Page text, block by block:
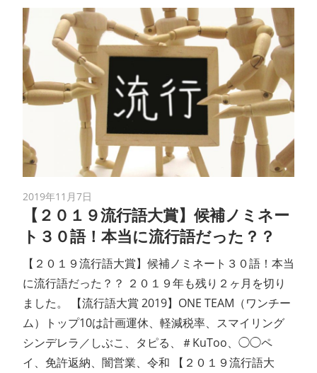
2019年11月7日
【２０１９流行語大賞】候補ノミネー
ト３０語！本当に流行語だった？？
【２０１９流行語大賞】候補ノミネート３０語！本当
に流行語だった？？ ２０１９年も残り２ヶ月を切り
ました。 【流行語大賞 2019】ONE TEAM（ワンチー
ム）トップ10は計画運休、軽減税率、スマイリング
シンデレラ／しぶこ、タピる、＃KuToo、◯◯ペ
イ、免許返納、闇営業、令和 【２０１９流行語大